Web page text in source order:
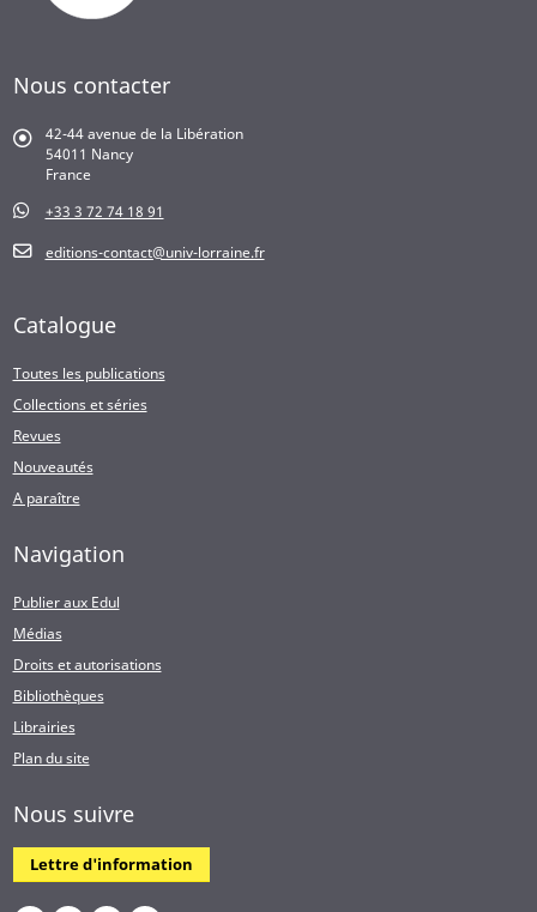
Nous contacter
42-44 avenue de la Libération
54011 Nancy
France
+33 3 72 74 18 91
editions-contact@univ-lorraine.fr
Catalogue
Toutes les publications
Collections et séries
Revues
Nouveautés
A paraître
Navigation
Publier aux Edul
Médias
Droits et autorisations
Bibliothèques
Librairies
Plan du site
Nous suivre
Lettre d'information